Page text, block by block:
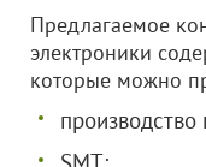
Предлагаемое
электроники
которые можно